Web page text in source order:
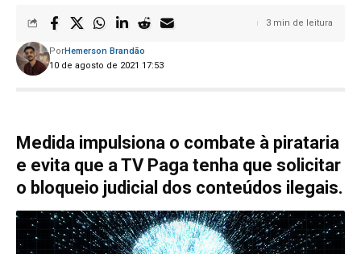
10 de agosto de 2021 17:53
PorHemerson Brandão
3 min de leitura
Medida impulsiona o combate à pirataria
e evita que a TV Paga tenha que solicitar
o bloqueio judicial dos conteúdos ilegais.